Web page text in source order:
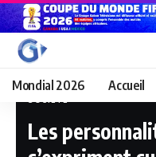
Mondial 2026 Accueil
SOCIÉTÉ
Les